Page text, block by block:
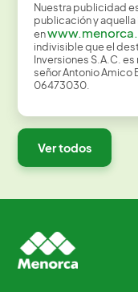
Nuestra publicidad
publicación y
en
indivisible que el
Inversiones S.A.C.
señor Antonio Amico
06473030.
Ver todos